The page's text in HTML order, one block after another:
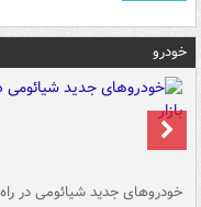
خودرو
خودروهای جدید شیائومی در راه